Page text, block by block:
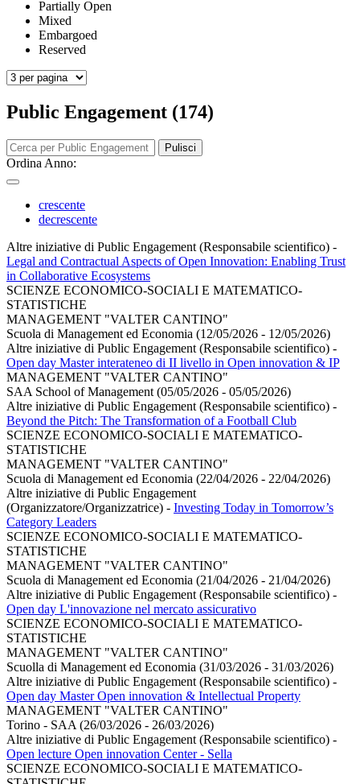
Partially Open
Mixed
Embargoed
Reserved
Public Engagement (174)
Pulisci
Ordina Anno:
crescente
decrescente
Altre iniziative di Public Engagement (Responsabile scientifico) -
Legal and Contractual Aspects of Open Innovation: Enabling Trust
in Collaborative Ecosystems
SCIENZE ECONOMICO-SOCIALI E MATEMATICO-
STATISTICHE
MANAGEMENT "VALTER CANTINO"
Scuola di Management ed Economia (12/05/2026 - 12/05/2026)
Altre iniziative di Public Engagement (Responsabile scientifico) -
Open day Master interateneo di II livello in Open innovation & IP
MANAGEMENT "VALTER CANTINO"
SAA School of Management (05/05/2026 - 05/05/2026)
Altre iniziative di Public Engagement (Responsabile scientifico) -
Beyond the Pitch: The Transformation of a Football Club
SCIENZE ECONOMICO-SOCIALI E MATEMATICO-
STATISTICHE
MANAGEMENT "VALTER CANTINO"
Scuola di Management ed Economia (22/04/2026 - 22/04/2026)
Altre iniziative di Public Engagement
(Organizzatore/Organizzatrice) - Investing Today in Tomorrow’s
Category Leaders
SCIENZE ECONOMICO-SOCIALI E MATEMATICO-
STATISTICHE
MANAGEMENT "VALTER CANTINO"
Scuola di Management ed Economia (21/04/2026 - 21/04/2026)
Altre iniziative di Public Engagement (Responsabile scientifico) -
Open day L'innovazione nel mercato assicurativo
SCIENZE ECONOMICO-SOCIALI E MATEMATICO-
STATISTICHE
MANAGEMENT "VALTER CANTINO"
Scuolla di Management ed Economia (31/03/2026 - 31/03/2026)
Altre iniziative di Public Engagement (Responsabile scientifico) -
Open day Master Open innovation & Intellectual Property
MANAGEMENT "VALTER CANTINO"
Torino - SAA (26/03/2026 - 26/03/2026)
Altre iniziative di Public Engagement (Responsabile scientifico) -
Open lecture Open innovation Center - Sella
SCIENZE ECONOMICO-SOCIALI E MATEMATICO-